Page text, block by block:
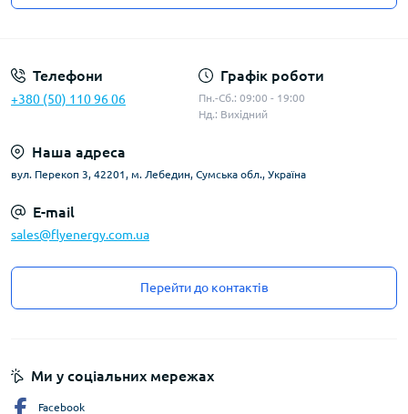
Телефони
+380 (50) 110 96 06
Графік роботи
Пн.-Сб.: 09:00 - 19:00
Нд.: Вихідний
Наша адреса
вул. Перекоп 3, 42201, м. Лебедин, Сумська обл., Україна
E-mail
sales@flyenergy.com.ua
Перейти до контактів
Ми у соціальних мережах
Facebook